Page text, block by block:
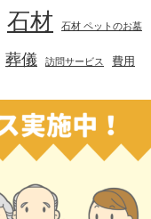
石材 石材 ペットのお墓
葬儀 訪問サービス 費用